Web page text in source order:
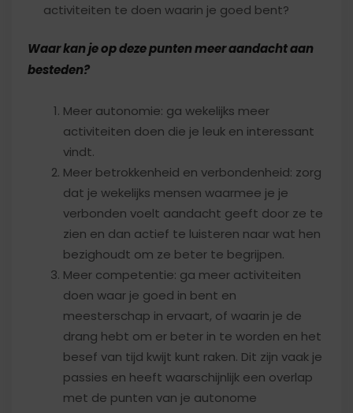
activiteiten te doen waarin je goed bent?
Waar kan je op deze punten meer aandacht aan
besteden?
Meer autonomie: ga wekelijks meer
activiteiten doen die je leuk en interessant
vindt.
Meer betrokkenheid en verbondenheid: zorg
dat je wekelijks mensen waarmee je je
verbonden voelt aandacht geeft door ze te
zien en dan actief te luisteren naar wat hen
bezighoudt om ze beter te begrijpen.
Meer competentie: ga meer activiteiten
doen waar je goed in bent en
meesterschap in ervaart, of waarin je de
drang hebt om er beter in te worden en het
besef van tijd kwijt kunt raken. Dit zijn vaak je
passies en heeft waarschijnlijk een overlap
met de punten van je autonome